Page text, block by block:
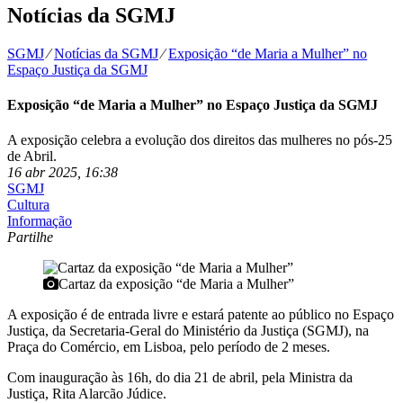
Notícias da SGMJ
SGMJ⁄Notícias da SGMJ⁄Exposição “de Maria a Mulher” no
Espaço Justiça da SGMJ
Exposição “de Maria a Mulher” no Espaço Justiça da SGMJ
A exposição celebra a evolução dos direitos das mulheres no pós-25
de Abril.
16 abr 2025, 16:38
SGMJ
Cultura
Informação
Partilhe
Cartaz da exposição “de Maria a Mulher”
A exposição é de entrada livre e estará patente ao público no Espaço
Justiça, da Secretaria-Geral do Ministério da Justiça (SGMJ), na
Praça do Comércio, em Lisboa, pelo período de 2 meses.
Com inauguração às 16h, do dia 21 de abril, pela Ministra da
Justiça, Rita Alarcão Júdice.